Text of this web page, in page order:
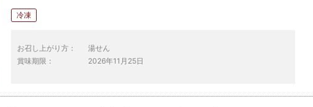
冷凍
お召し上がり方：
湯せん
賞味期限：
2026年11月25日